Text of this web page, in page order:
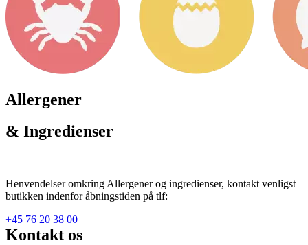
Allergener
& Ingredienser
Henvendelser omkring Allergener og ingredienser, kontakt venligst
butikken indenfor åbningstiden på tlf:
+45 76 20 38 00
Kontakt os